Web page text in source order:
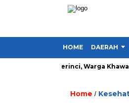
HOME DAERAH
Desa di Kerinci, Warga Khawatir
Home /